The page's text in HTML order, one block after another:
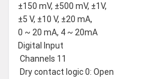
±150 mV, ±500 mV, ±1V,
±5 V, ±10 V, ±20 mA,
0 ~ 20 mA, 4 ~ 20mA
Digital Input
 Channels 11
 Dry contact logic 0: Open